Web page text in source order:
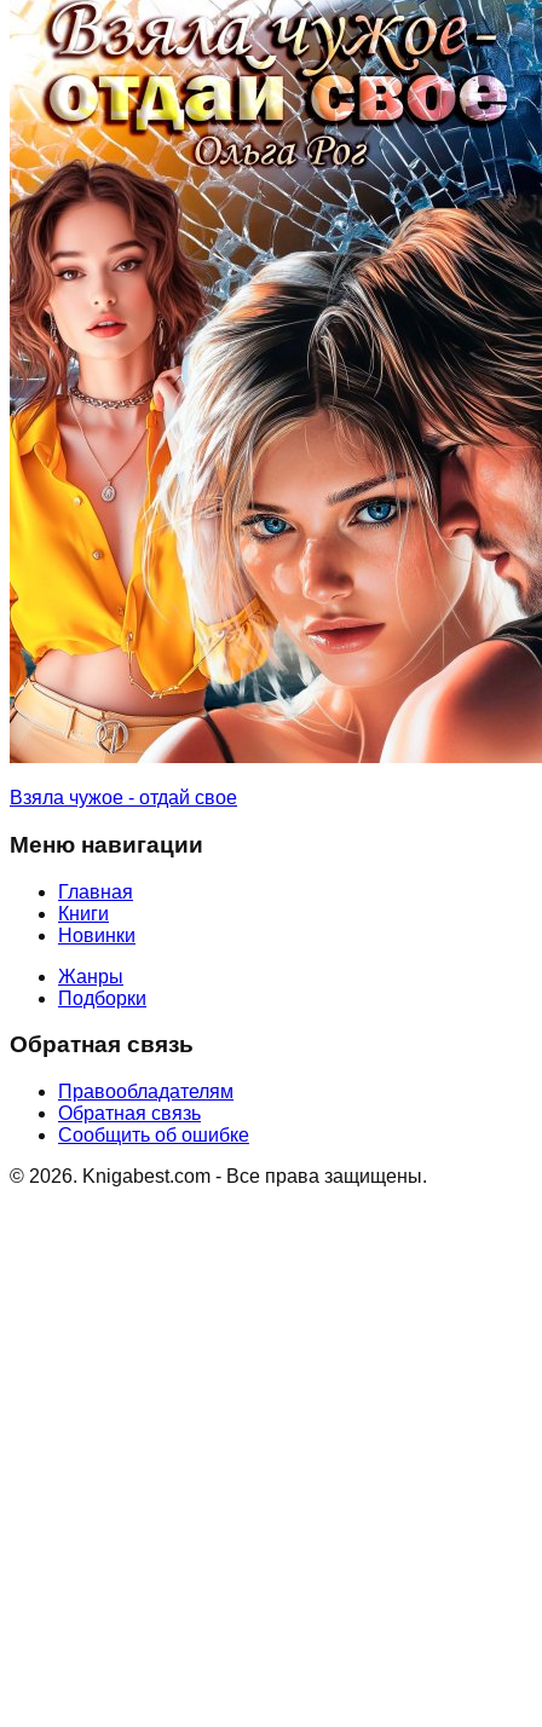
Взяла чужое - отдай свое
Меню навигации
Главная
Книги
Новинки
Жанры
Подборки
Обратная связь
Правообладателям
Обратная связь
Сообщить об ошибке
© 2026. Knigabest.com - Все права защищены.